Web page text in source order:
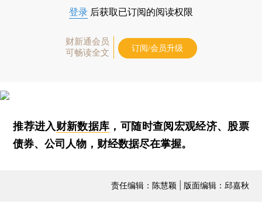
登录 后获取已订阅的阅读权限
财新通会员
可畅读全文
订阅/会员升级
推荐进入财新数据库 ，可随时查阅宏观经济、股票
债券、公司人物，财经数据尽在掌握。
责任编辑：陈慧颖 | 版面编辑：邱嘉秋